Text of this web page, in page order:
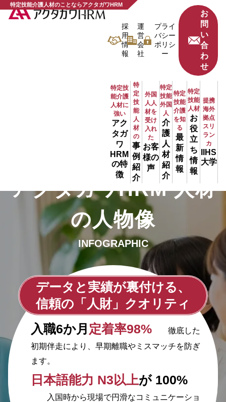
特定技能介護人材のことならアクタガワHRM
採
用
情
報
運
営
会
社
プライ
バシー
ポリシ
ー
お
問
い
合
わ
せ
特定技
能介護
人材に
強い
アク
タガ
ワ
HRM
の特
徴
特
定
技
能
人
材
の
事
例
紹
介
外国
人人
材を
受け
入れ
た
お客
様の
声
特定
技能
外国
人
介
護
人
材
紹
介
特定
技能
介護
を知
る
最
新
情
報
特定
技能
人材
お
役
立
ち
情
報
提携
海外
拠点
スリ
ラン
カ
IIHS
大学
アクタガワHRM 人材
の人物像
INFOGRAPHIC
データと実績が裏付ける、
信頼の「人財」クオリティ
入職6か月 定着率98%
徹底した
初期伴走により、早期離職やミスマッチを防ぎ
ます。
日本語能力 N3以上が 100%
入国時から現場で円滑なコミュニケーショ